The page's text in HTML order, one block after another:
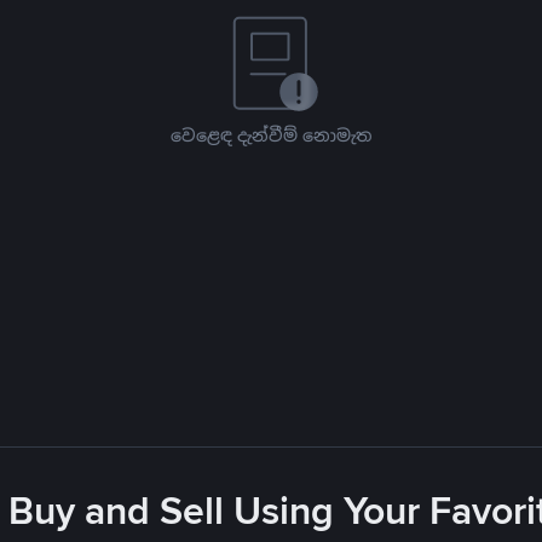
වෙළෙඳ දැන්වීම් නොමැත
and Sell Using Your